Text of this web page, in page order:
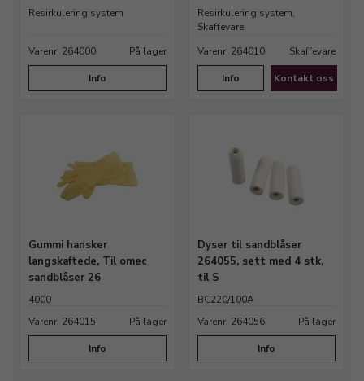
Resirkulering system
Varenr. 264000 På lager
Info
Resirkulering system,
Skaffevare
Varenr. 264010
Skaffevare
Info Kontakt oss
Gummi hansker
langskaftede, Til omec
sandblåser 26
4000
Varenr. 264015
På lager
Info
Dyser til sandblåser
264055, sett med 4 stk,
til S
BC220/100A
Varenr. 264056
På lager
Info